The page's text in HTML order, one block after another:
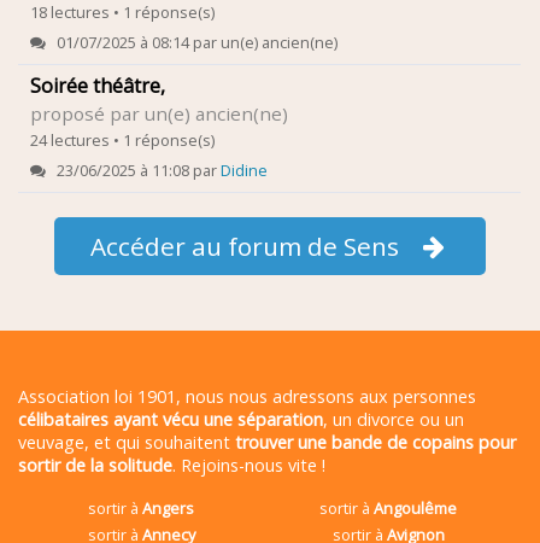
18 lectures • 1 réponse(s)
01/07/2025 à 08:14 par un(e) ancien(ne)
Soirée théâtre,
proposé par un(e) ancien(ne)
24 lectures • 1 réponse(s)
23/06/2025 à 11:08 parDidine
Accéder au forum de Sens
Association loi 1901, nous nous adressons aux personnes
célibataires ayant vécu une séparation, un divorce ou un
veuvage, et qui souhaitent trouver une bande de copains pour
sortir de la solitude. Rejoins-nous vite !
sortir àAngers sortir àAngoulême
sortir à Annecy sortir à Avignon